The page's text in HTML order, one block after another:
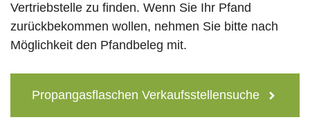
Vertriebstelle zu finden. Wenn Sie Ihr Pfand
zurückbekommen wollen, nehmen Sie bitte nach
Möglichkeit den Pfandbeleg mit.
Propangasflaschen Verkaufsstellensuche